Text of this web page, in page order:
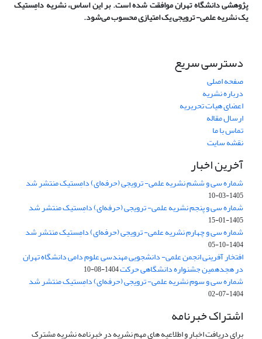
پژوهشی دانشگاه تهران موافقت شده است. بر این اساس، نشریه دامِستیک
یک نشریه علمی- ترویجی یک امتیازی محسوب می‌شود.
دسترسی سریع
صفحه اصلی
درباره نشریه
اعضای هیات تحریریه
ارسال مقاله
تماس با ما
نقشه سایت
آخرین اخبار
شماره سی و ششم نشریه علمی- ترویجی (حرفه‌ای) دامِستیک منتشر شد
1405-03-10
شماره سی و پنجم نشریه علمی- ترویجی (حرفه‌ای) دامِستیک منتشر شد
1405-01-15
شماره سی و چهارم نشریه علمی- ترویجی (حرفه‌ای) دامِستیک منتشر شد
1404-10-05
افتخار آفرینی انجمن علمی- دانشجویی مهندسی علوم دامی دانشگاه تهران
در هجدهمین جشنواره دانشگاهی حرکت1404-08-10
شماره سی و سوم نشریه علمی- ترویجی (حرفه‌ای) دامِستیک منتشر شد
1404-07-02
اشتراک خبرنامه
برای دریافت اخبار و اطلاعیه های مهم نشریه در خبرنامه نشریه مشترک